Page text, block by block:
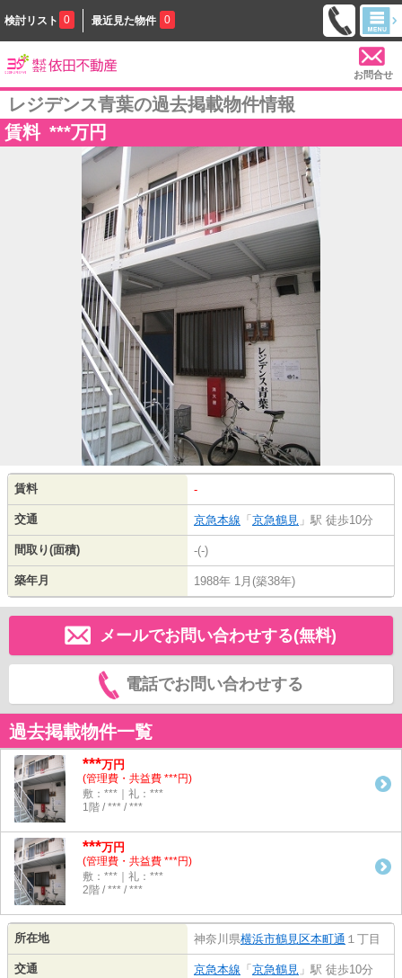
検討リスト 0 最近見た物件 0
お問合せ
レジデンス青葉の過去掲載物件情報
賃料 ***万円
賃料 -
交通 京急本線 「 京急鶴見 」駅 徒歩10分
間取り(面積) -(-)
築年月 1988年 1月(築38年)
メールでお問い合わせする(無料)
電話でお問い合わせする
過去掲載物件一覧
***万円
(管理費・共益費 ***円)
敷：***｜礼：***
1階 / *** / ***
***万円
(管理費・共益費 ***円)
敷：***｜礼：***
2階 / *** / ***
所在地 神奈川県横浜市鶴見区本町通 １丁目
交通 京急本線 「 京急鶴見 」駅 徒歩10分